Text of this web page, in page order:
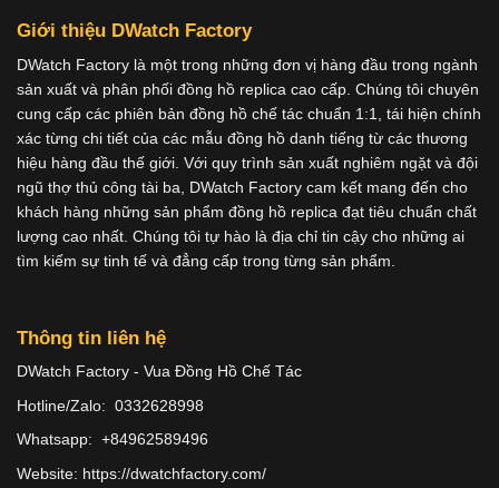
Giới thiệu DWatch Factory
DWatch Factory là một trong những đơn vị hàng đầu trong ngành
sản xuất và phân phối đồng hồ replica cao cấp. Chúng tôi chuyên
cung cấp các phiên bản đồng hồ chế tác chuẩn 1:1, tái hiện chính
xác từng chi tiết của các mẫu đồng hồ danh tiếng từ các thương
hiệu hàng đầu thế giới. Với quy trình sản xuất nghiêm ngặt và đội
ngũ thợ thủ công tài ba, DWatch Factory cam kết mang đến cho
khách hàng những sản phẩm đồng hồ replica đạt tiêu chuẩn chất
lượng cao nhất. Chúng tôi tự hào là địa chỉ tin cậy cho những ai
tìm kiếm sự tinh tế và đẳng cấp trong từng sản phẩm.
Thông tin liên hệ
DWatch Factory - Vua Đồng Hồ Chế Tác
Hotline/Zalo: 0332628998
Whatsapp: +84962589496
Website: https://dwatchfactory.com/